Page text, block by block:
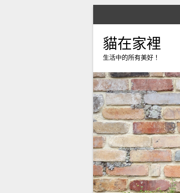
貓在家裡
生活中的所有美好！